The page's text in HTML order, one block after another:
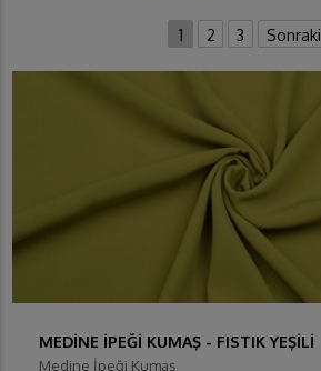
1 2 3 Sonraki
MEDİNE İPEĞİ KUMAŞ - FISTIK YEŞİLİ
Medine İpeği Kumaş